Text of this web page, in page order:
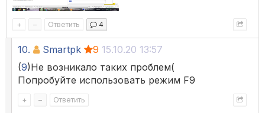
+ – Ответить 4
10. Smartpk 9 15.10.20 13:57
(9)Не возникало таких проблем(
Попробуйте использовать режим F9
+ – Ответить